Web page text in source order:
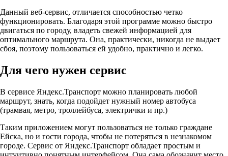
Данный веб-сервис, отличается способностью четко
функционировать. Благодаря этой программе можно быстро
двигаться по городу, владеть свежей информацией для
оптимального маршрута. Она, практически, никогда не выдает
сбоя, поэтому пользоваться ей удобно, практично и легко.
Для чего нужен сервис
В сервисе Яндекс.Транспорт можно планировать любой
маршрут, знать, когда подойдет нужный номер автобуса
(трамвая, метро, троллейбуса, электрички и пр.)
Таким приложением могут пользоваться не только граждане
Ейска, но и гости города, чтобы не потеряться в незнакомом
городе. Сервис от Яндекс.Транспорт обладает простым и